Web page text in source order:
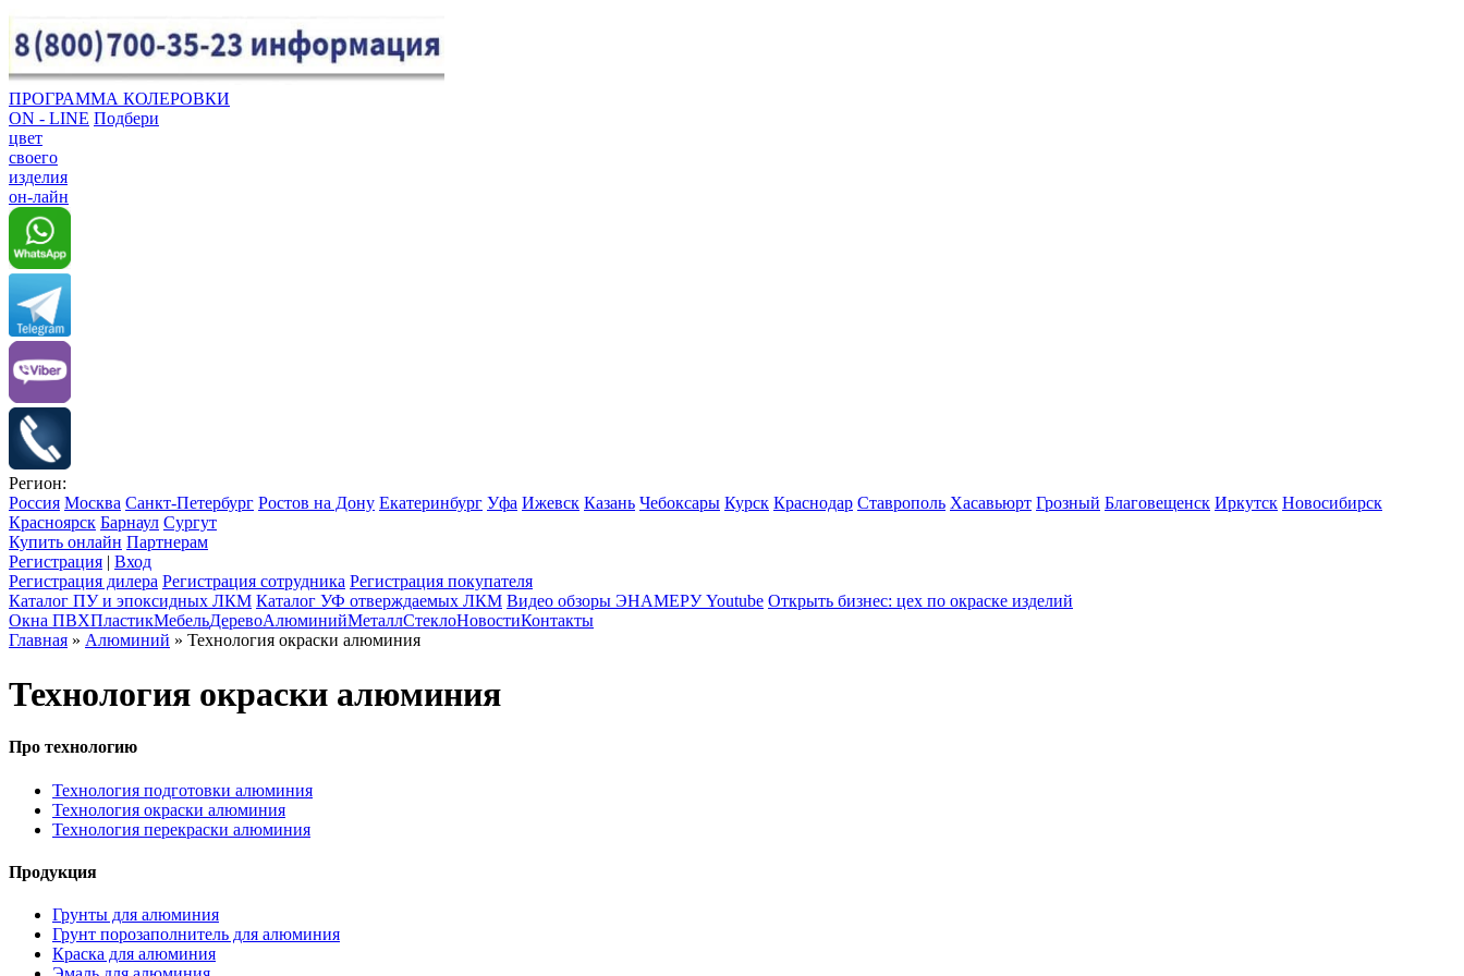
ПРОГРАММА КОЛЕРОВКИ
ON - LINE Подбери
цвет
своего
изделия
он-лайн
Регион:
Россия Москва Санкт-Петербург Ростов на Дону Екатеринбург Уфа Ижевск Казань Чебоксары Курск Краснодар Ставрополь Хасавьюрт Грозный Благовещенск Иркутск Новосибирск
Красноярск Барнаул Сургут
Купить онлайн Партнерам
Регистрация | Вход
Регистрация дилера Регистрация сотрудника Регистрация покупателя
Каталог ПУ и эпоксидных ЛКМ Каталог УФ отверждаемых ЛКМ Видео обзоры ЭНАМЕРУ Youtube Открыть бизнес: цех по окраске изделий
Окна ПВХПластикМебельДеревоАлюминийМеталлСтеклоНовостиКонтакты
Главная » Алюминий » Технология окраски алюминия
Технология окраски алюминия
Про технологию
Технология подготовки алюминия
Технология окраски алюминия
Технология перекраски алюминия
Продукция
Грунты для алюминия
Грунт порозаполнитель для алюминия
Краска для алюминия